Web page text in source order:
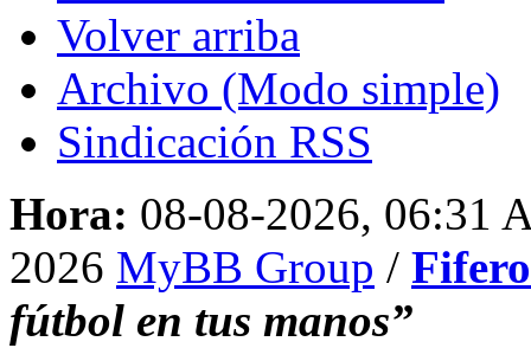
Volver arriba
Archivo (Modo simple)
Sindicación RSS
Hora: 08-08-2026, 06:31
2026 MyBB Group /
fútbol en tus manos”